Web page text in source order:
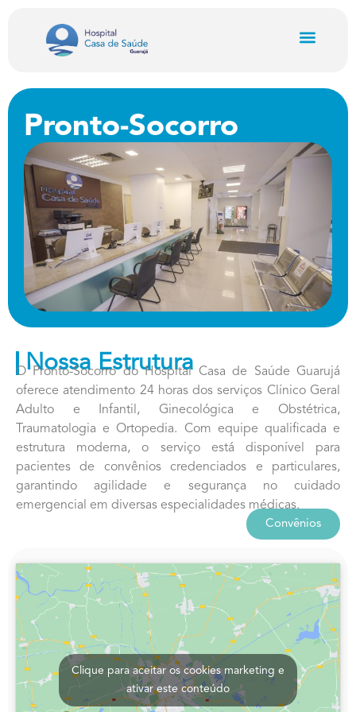
Pronto-Socorro
Nossa Estrutura
O Pronto-Socorro do Hospital Casa de Saúde Guarujá
oferece atendimento 24 horas dos serviços Clínico Geral
Adulto e Infantil, Ginecológica e Obstétrica,
Traumatologia e Ortopedia. Com equipe qualificada e
estrutura moderna, o serviço está disponível para
pacientes de convênios credenciados e particulares,
garantindo agilidade e segurança no cuidado
emergencial em diversas especialidades médicas.
Convênios
Clique para aceitar os cookies marketing e
ativar este conteúdo